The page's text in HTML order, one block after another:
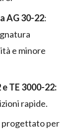
AG 30-22:
e minore
TE 3000-22:
rapide.
progettato per